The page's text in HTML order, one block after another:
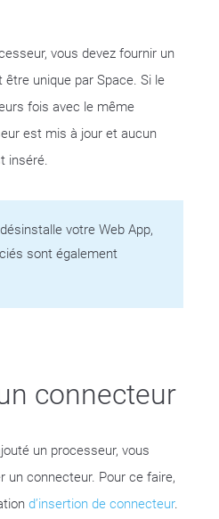
vous devez fournir un
être unique par Space. Si le
fois avec le même
est mis à jour et aucun
inséré.
votre Web App,
sont également
connecteur
un processeur, vous
un connecteur. Pour ce faire,
d’insertion de connecteur.